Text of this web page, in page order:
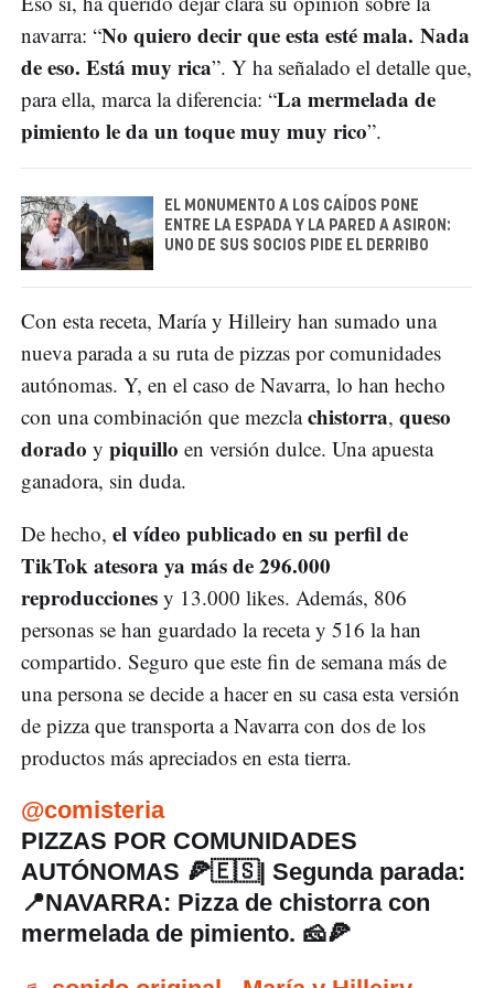
navarra: “No quiero decir que esta esté mala. Nada
de eso. Está muy rica”. Y ha señalado el detalle que,
para ella, marca la diferencia: “La mermelada de
pimiento le da un toque muy muy rico”.
EL MONUMENTO A LOS CAÍDOS PONE
ENTRE LA ESPADA Y LA PARED A ASIRON:
UNO DE SUS SOCIOS PIDE EL DERRIBO
Con esta receta, María y Hilleiry han sumado una
nueva parada a su ruta de pizzas por comunidades
autónomas. Y, en el caso de Navarra, lo han hecho
con una combinación que mezclachistorra, queso
dorado y piquillo en versión dulce. Una apuesta
ganadora, sin duda.
De hecho, el vídeo publicado en su perfil de
TikTok atesora ya más de 296.000
reproducciones y 13.000 likes. Además, 806
personas se han guardado la receta y 516 la han
compartido. Seguro que este fin de semana más de
una persona se decide a hacer en su casa esta versión
de pizza que transporta a Navarra con dos de los
productos más apreciados en esta tierra.
@comisteria
PIZZAS POR COMUNIDADES
AUTÓNOMAS 🍕🇪🇸| Segunda parada:
📍NAVARRA: Pizza de chistorra con
mermelada de pimiento. 🧀🍕